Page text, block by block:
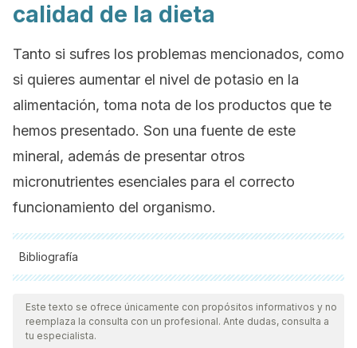
calidad de la dieta
Tanto si sufres los problemas mencionados, como
si quieres aumentar el nivel de potasio en la
alimentación, toma nota de los productos que te
hemos presentado. Son una fuente de este
mineral, además de presentar otros
micronutrientes esenciales para el correcto
funcionamiento del organismo.
Bibliografía
Todas las fuentes citadas fueron revisadas a profundidad por
nuestro equipo, para asegurar su calidad, confiabilidad,
vigencia y validez.La bibliografía de este artículo fue
Este texto se ofrece únicamente con propósitos informativos y no
reemplaza la consulta con un profesional. Ante dudas, consulta a
tu especialista.